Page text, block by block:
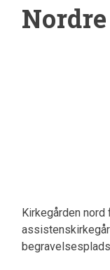
Kirkegården